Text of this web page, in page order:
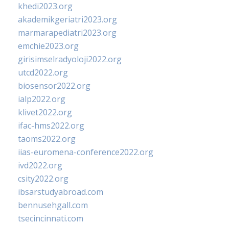
khedi2023.org
akademikgeriatri2023.org
marmarapediatri2023.org
emchie2023.org
girisimselradyoloji2022.org
utcd2022.org
biosensor2022.org
ialp2022.org
klivet2022.org
ifac-hms2022.org
taoms2022.org
iias-euromena-conference2022.org
ivd2022.org
csity2022.org
ibsarstudyabroad.com
bennusehgall.com
tsecincinnati.com